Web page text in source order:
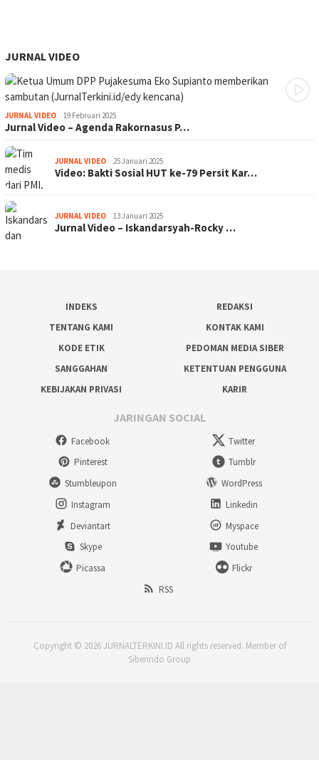
JURNAL VIDEO
JURNAL VIDEO 19 Februari 2025
Jurnal Video – Agenda Rakornasus P…
JURNAL VIDEO 25 Januari 2025
Video: Bakti Sosial HUT ke-79 Persit Kar…
JURNAL VIDEO 13 Januari 2025
Jurnal Video – Iskandarsyah-Rocky …
INDEKS
REDAKSI
TENTANG KAMI
KONTAK KAMI
KODE ETIK
PEDOMAN MEDIA SIBER
SANGGAHAN
KETENTUAN PENGGUNA
KEBIJAKAN PRIVASI
KARIR
JARINGAN SOCIAL
Facebook
Twitter
Pinterest
Tumblr
Stumbleupon
WordPress
Instagram
Linkedin
Deviantart
Myspace
Skype
Youtube
Picassa
Flickr
RSS
Copyright © 2026 JURNALTERKINI.ID All rights reserved. Member of
Siberindo Group